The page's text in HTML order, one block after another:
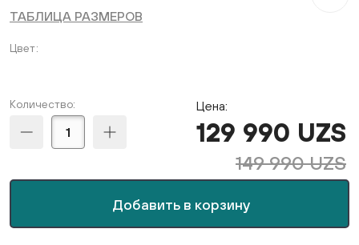
ТАБЛИЦА РАЗМЕРОВ
Цвет
Количество:
Добавить в корзину
Цена:
129 990 UZS
149 990 UZS